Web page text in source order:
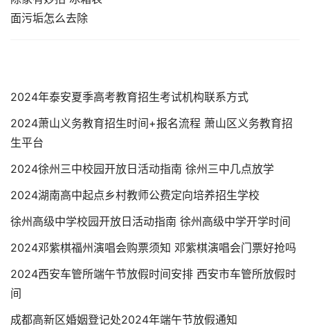
2024年泰安夏季高考教育招生考试机构联系方式
2024萧山义务教育招生时间+报名流程 萧山区义务教育招
生平台
2024徐州三中校园开放日活动指南 徐州三中几点放学
2024湖南高中起点乡村教师公费定向培养招生学校
徐州高级中学校园开放日活动指南 徐州高级中学开学时间
2024邓紫棋福州演唱会购票须知 邓紫棋演唱会门票好抢吗
2024西安车管所端午节放假时间安排 西安市车管所放假时
间
成都高新区婚姻登记处2024年端午节放假通知